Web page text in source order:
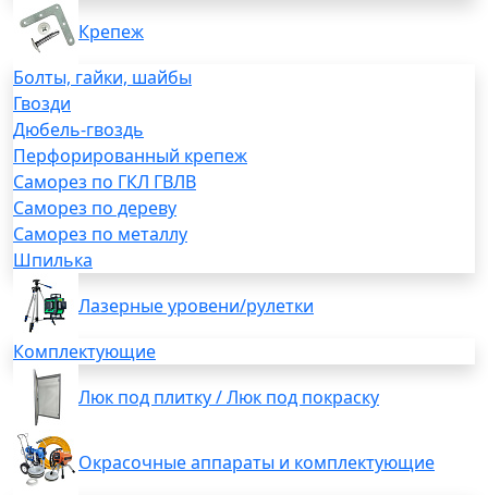
Крепеж
Болты, гайки, шайбы
Гвозди
Дюбель-гвоздь
Перфорированный крепеж
Саморез по ГКЛ ГВЛВ
Саморез по дереву
Саморез по металлу
Шпилька
Лазерные уровени/рулетки
Комплектующие
Люк под плитку / Люк под покраску
Окрасочные аппараты и комплектующие